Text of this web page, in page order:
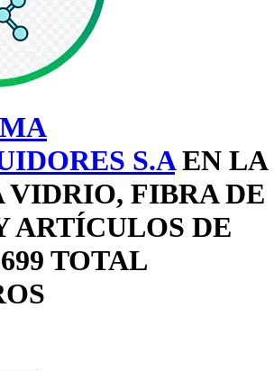
S.AEN LA
VIDRIO, FIBRA DE
ARTÍCULOS DE
TOTAL